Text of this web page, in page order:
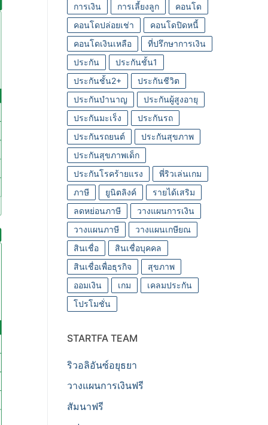
การเงิน
การเลี้ยงลูก
คอนโด
คอนโดปล่อยเช่า
คอนโดปิดหนี้
คอนโดเงินเหลือ
ที่ปรึกษาการเงิน
ประกัน
ประกันชั้น1
ประกันชั้น2+
ประกันชีวิต
ประกันบำนาญ
ประกันผู้สูงอายุ
ประกันมะเร็ง
ประกันรถ
ประกันรถยนต์
ประกันสุขภาพ
ประกันสุขภาพเด็ก
ประกันโรคร้ายแรง
พี่ริวเล่นเกม
ภาษี
ยูนิตลิงค์
รายได้เสริม
ลดหย่อนภาษี
วางแผนการเงิน
วางแผนภาษี
วางแผนเกษียณ
สินเชื่อ
สินเชื่อบุคคล
สินเชื่อเพื่อธุรกิจ
สุขภาพ
ออมเงิน
เกม
เคลมประกัน
โปรโมชั่น
STARTFA TEAM
ริวอลิอันซ์อยุธยา
วางแผนการเงินฟรี
สัมนาฟรี